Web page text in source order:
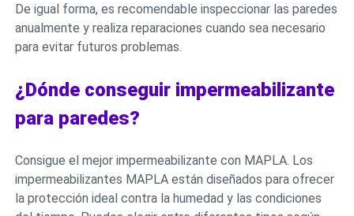
De igual forma, es recomendable inspeccionar las paredes
anualmente y realiza reparaciones cuando sea necesario
para evitar futuros problemas.
¿Dónde conseguir impermeabilizante
para paredes?
Consigue el mejor impermeabilizante con MAPLA. Los
impermeabilizantes MAPLA están diseñados para ofrecer
la protección ideal contra la humedad y las condiciones